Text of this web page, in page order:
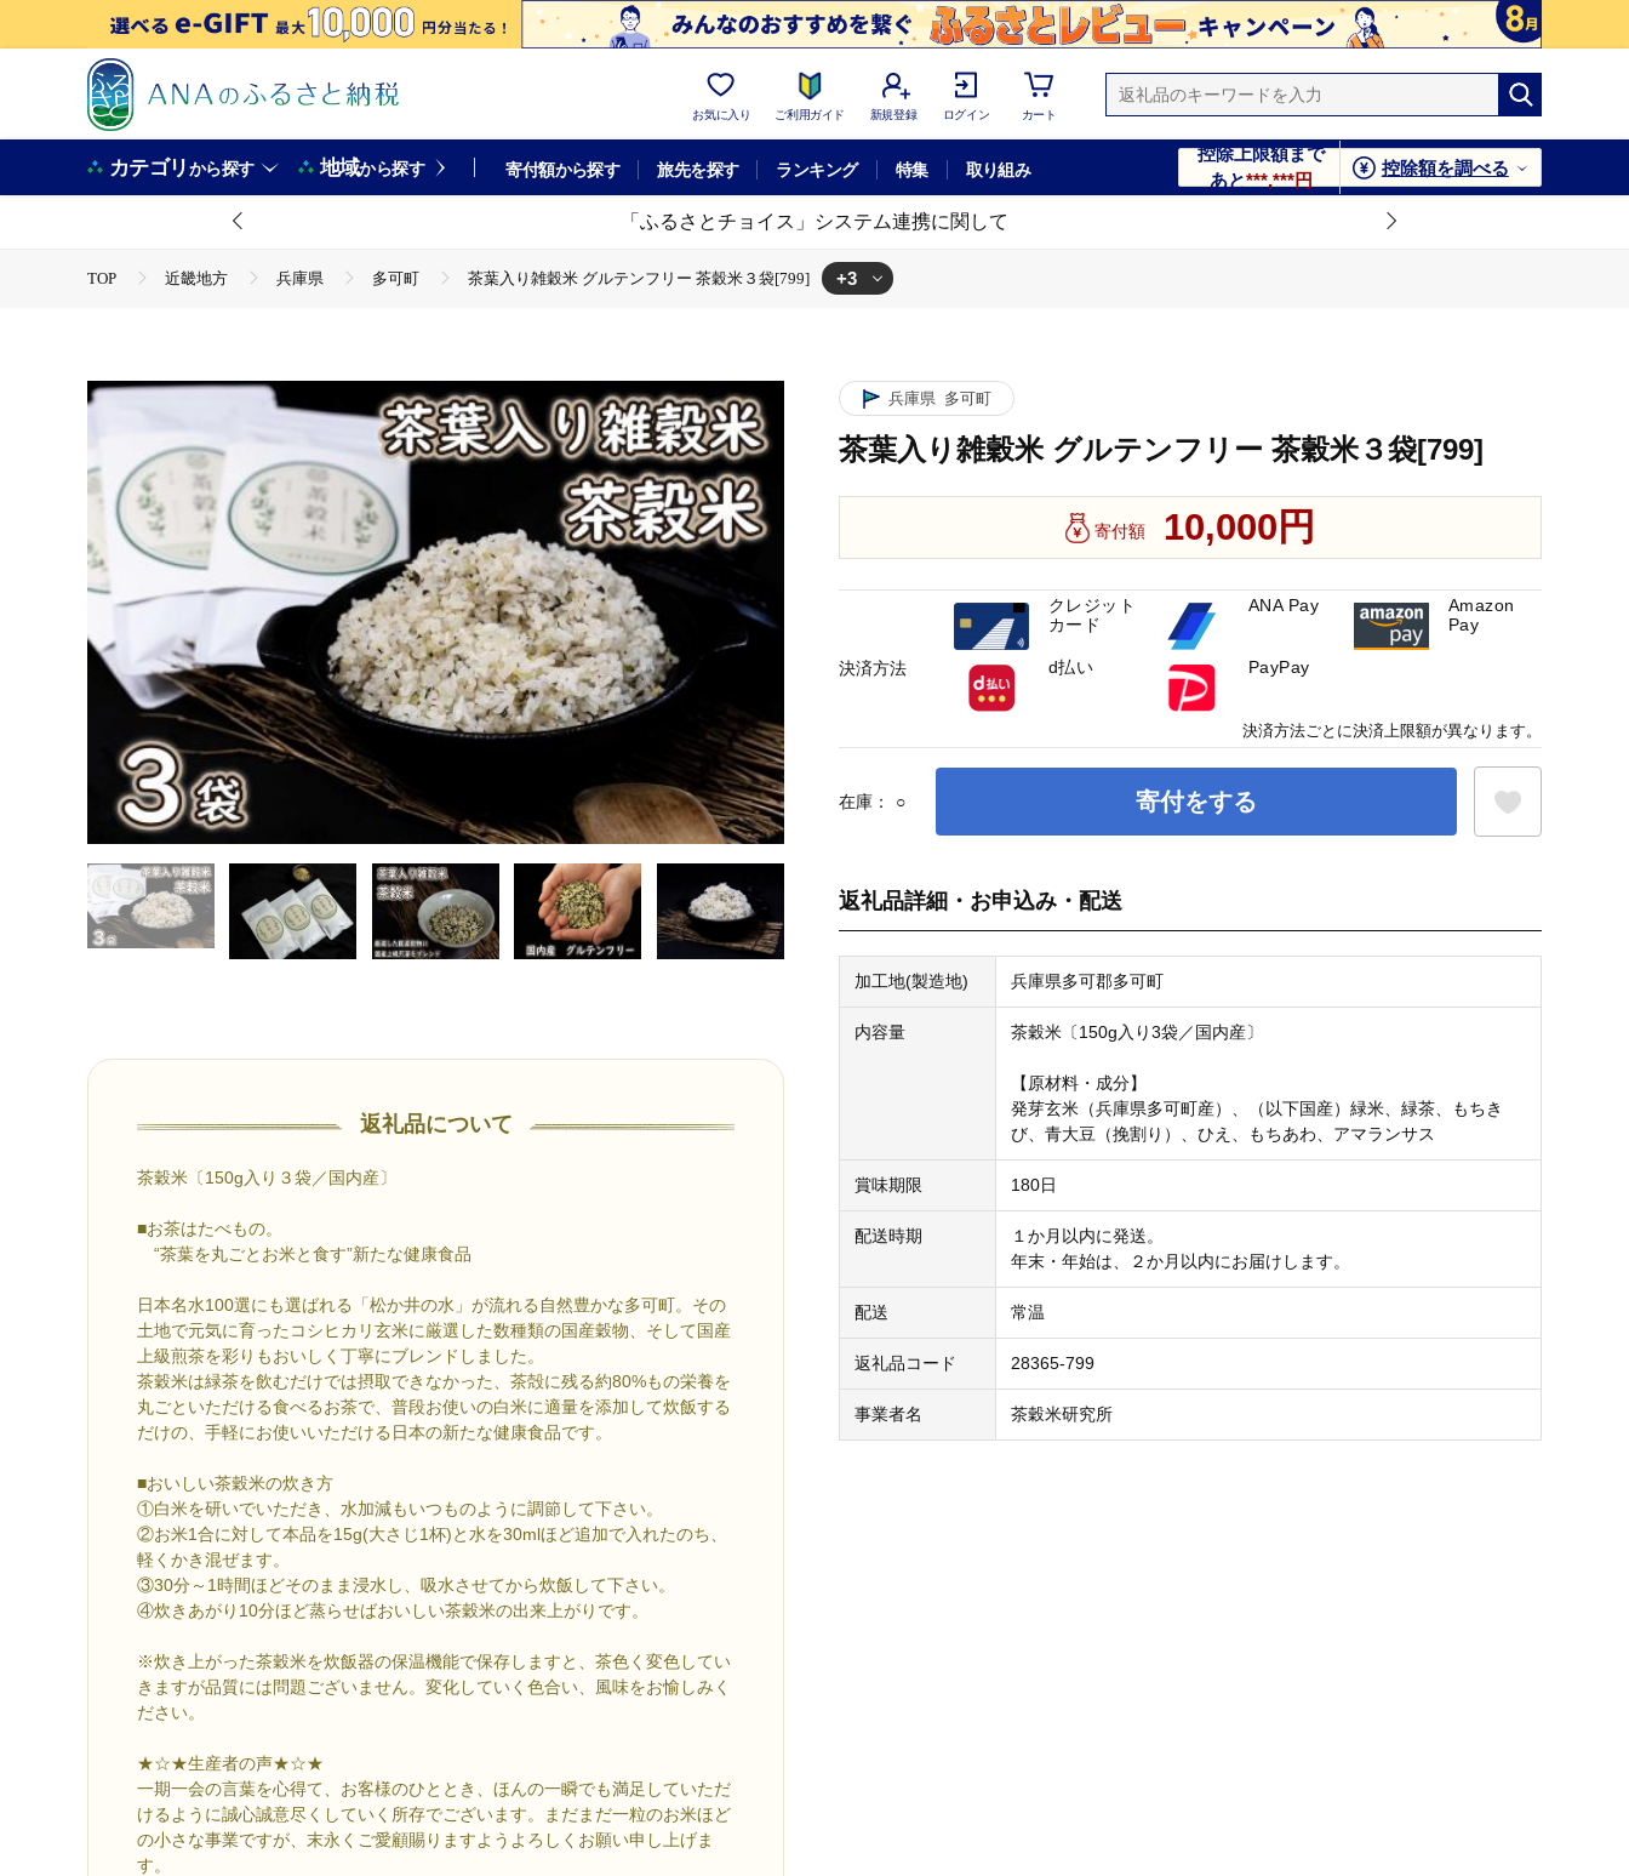
お気に入り ご利用ガイド 新規登録 ログイン カート
カテゴリから探す 地域から探す 寄付額から探す 旅先を探す ランキング 特集 取り組み
控除上限額まで
あと***,***円
控除額を調べる
「ふるさとチョイス」システム連携に関して
TOP 近畿地方 兵庫県 多可町 茶葉入り雑穀米 グルテンフリー 茶穀米３袋[799] +3
返礼品について
茶穀米〔150g入り３袋／国内産〕
■お茶はたべもの。
“茶葉を丸ごとお米と食す”新たな健康食品
日本名水100選にも選ばれる「松か井の水」が流れる自然豊かな多可町。その
土地で元気に育ったコシヒカリ玄米に厳選した数種類の国産穀物、そして国産
上級煎茶を彩りもおいしく丁寧にブレンドしました。
茶穀米は緑茶を飲むだけでは摂取できなかった、茶殻に残る約80%もの栄養を
丸ごといただける食べるお茶で、普段お使いの白米に適量を添加して炊飯する
だけの、手軽にお使いいただける日本の新たな健康食品です。
■おいしい茶穀米の炊き方
①白米を研いでいただき、水加減もいつものように調節して下さい。
②お米1合に対して本品を15g(大さじ1杯)と水を30mlほど追加で入れたのち、
軽くかき混ぜます。
③30分～1時間ほどそのまま浸水し、吸水させてから炊飯して下さい。
④炊きあがり10分ほど蒸らせばおいしい茶穀米の出来上がりです。
※炊き上がった茶穀米を炊飯器の保温機能で保存しますと、茶色く変色してい
きますが品質には問題ございません。変化していく色合い、風味をお愉しみく
ださい。
★☆★生産者の声★☆★
一期一会の言葉を心得て、お客様のひととき、ほんの一瞬でも満足していただ
けるように誠心誠意尽くしていく所存でございます。まだまだ一粒のお米ほど
の小さな事業ですが、末永くご愛顧賜りますようよろしくお願い申し上げま
す。
兵庫県 多可町
茶葉入り雑穀米 グルテンフリー 茶穀米３袋[799]
寄付額 10,000円
在庫： ○ 寄付をする
返礼品詳細・お申込み・配送
加工地(製造地) 兵庫県多可郡多可町
内容量 茶穀米〔150g入り3袋／国内産〕
【原材料・成分】
発芽玄米（兵庫県多可町産）、（以下国産）緑米、緑茶、もちき
び、青大豆（挽割り）、ひえ、もちあわ、アマランサス
賞味期限 180日
配送時期
１か月以内に発送。
年末・年始は、２か月以内にお届けします。
配送 常温
返礼品コード 28365-799
事業者名 茶穀米研究所
決済方法
クレジット
カード
ANA Pay
Amazon
Pay
d払い PayPay
決済方法ごとに決済上限額が異なります。